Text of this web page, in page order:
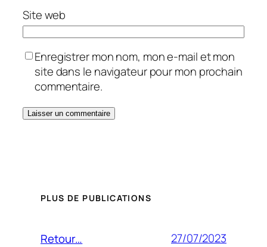
Site web
Enregistrer mon nom, mon e-mail et mon
site dans le navigateur pour mon prochain
commentaire.
PLUS DE PUBLICATIONS
Retour… 27/07/2023